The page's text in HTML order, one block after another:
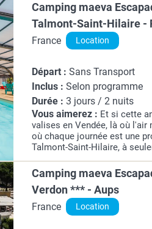
Camping maeva
Talmont-Saint-Hilaire -
France Location
Départ : Sans Transport
Inclus : Selon programme
Durée : 3 jours / 2 nuits
Vous aimerez : Et si cette
valises en Vendée, là où
où chaque journée est une
Talmont-Saint-Hilaire, à
Veillon, le camping maeva
accueille au coeur d'un...
Camping maeva
Verdon *** - Aups
France Location